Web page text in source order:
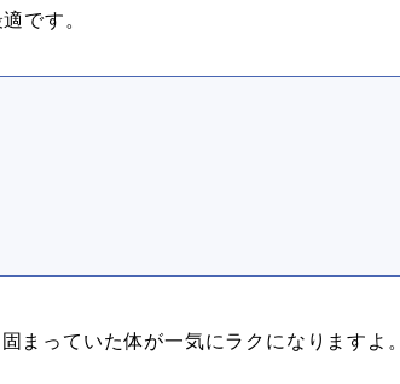
です。
まっていた体が一気にラクになりますよ。